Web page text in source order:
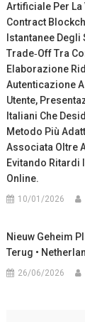
Artificiale Per La
Contract
Istantanee
Trade‑off Tra
Elaborazione
Autenticazione
Utente,
Italiani Che
Metodo Più
Associata Oltre
Evitando Ritardi
Online.
10/01/2026
Nieuw Geheim
Terug •
26/06/2026